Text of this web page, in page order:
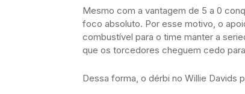
Mesmo com a vantagem de 5 a 0
foco absoluto. Por esse motivo, o
combustível para o time manter a
que os torcedores cheguem cedo
Dessa forma, o dérbi no Willie Davids